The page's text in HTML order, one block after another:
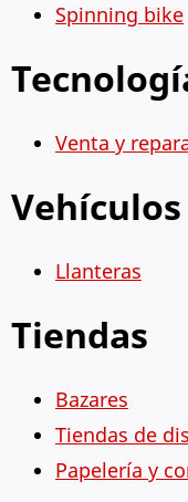
Spinning bike
Venta y
Vehículos
Llanteras
Tiendas
Bazares
Tiendas de
Papelería y